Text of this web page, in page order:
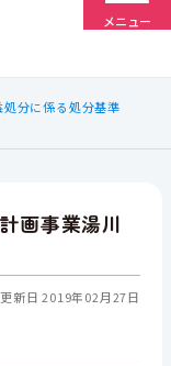
メニュー
処分に係る処分基準
画事業湯川
更新日 2019年02月27日